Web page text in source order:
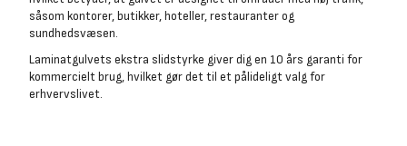
såsom kontorer, butikker, hoteller, restauranter og
sundhedsvæsen.
Laminatgulvets ekstra slidstyrke giver dig en 10 års garanti for
kommercielt brug, hvilket gør det til et pålideligt valg for
erhvervslivet.